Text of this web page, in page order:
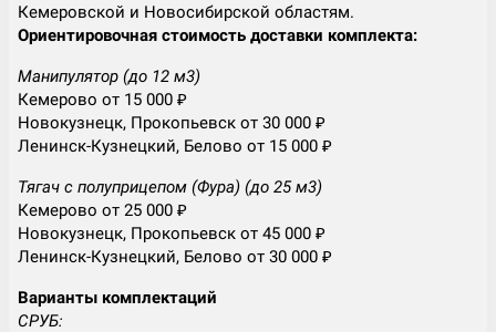
Кемеровской и Новосибирской областям.
Ориентировочная стоимость доставки комплекта:
Манипулятор (до 12 м3)
Кемерово от 15 000 ₽
Новокузнецк, Прокопьевск от 30 000 ₽
Ленинск-Кузнецкий, Белово от 15 000 ₽
Тягач с полуприцепом (Фура) (до 25 м3)
Кемерово от 25 000 ₽
Новокузнецк, Прокопьевск от 45 000 ₽
Ленинск-Кузнецкий, Белово от 30 000 ₽
Варианты комплектаций
СРУБ: